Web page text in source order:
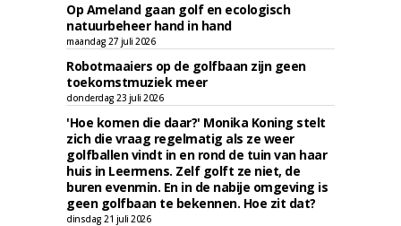
Op Ameland gaan golf en ecologisch
natuurbeheer hand in hand
maandag 27 juli 2026
Robotmaaiers op de golfbaan zijn geen
toekomstmuziek meer
donderdag 23 juli 2026
'Hoe komen die daar?' Monika Koning stelt
zich die vraag regelmatig als ze weer
golfballen vindt in en rond de tuin van haar
huis in Leermens. Zelf golft ze niet, de
buren evenmin. En in de nabije omgeving is
geen golfbaan te bekennen. Hoe zit dat?
dinsdag 21 juli 2026